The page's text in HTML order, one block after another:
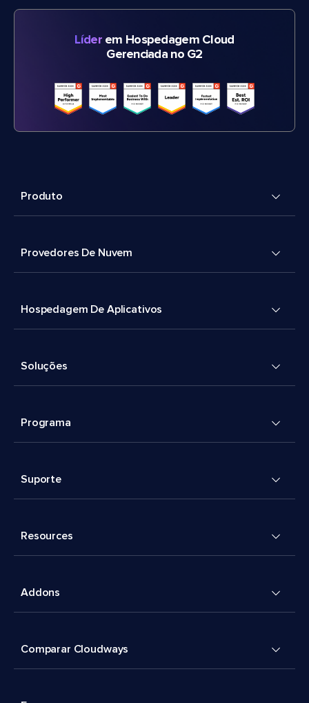
Líderem Hospedagem Cloud
Gerenciada no G2
Produto
Provedores De Nuvem
Hospedagem De Aplicativos
Soluções
Programa
Suporte
Resources
Addons
Comparar Cloudways